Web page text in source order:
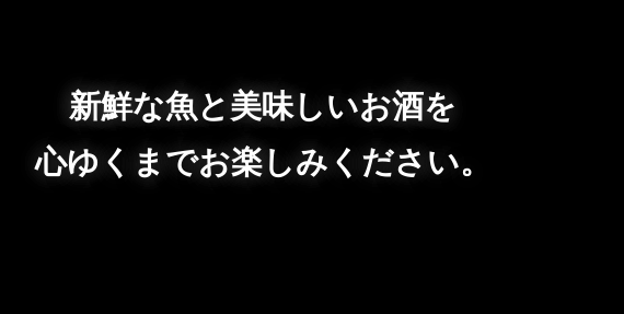
新鮮な魚と美味しいお酒を
心ゆくまでお楽しみください。